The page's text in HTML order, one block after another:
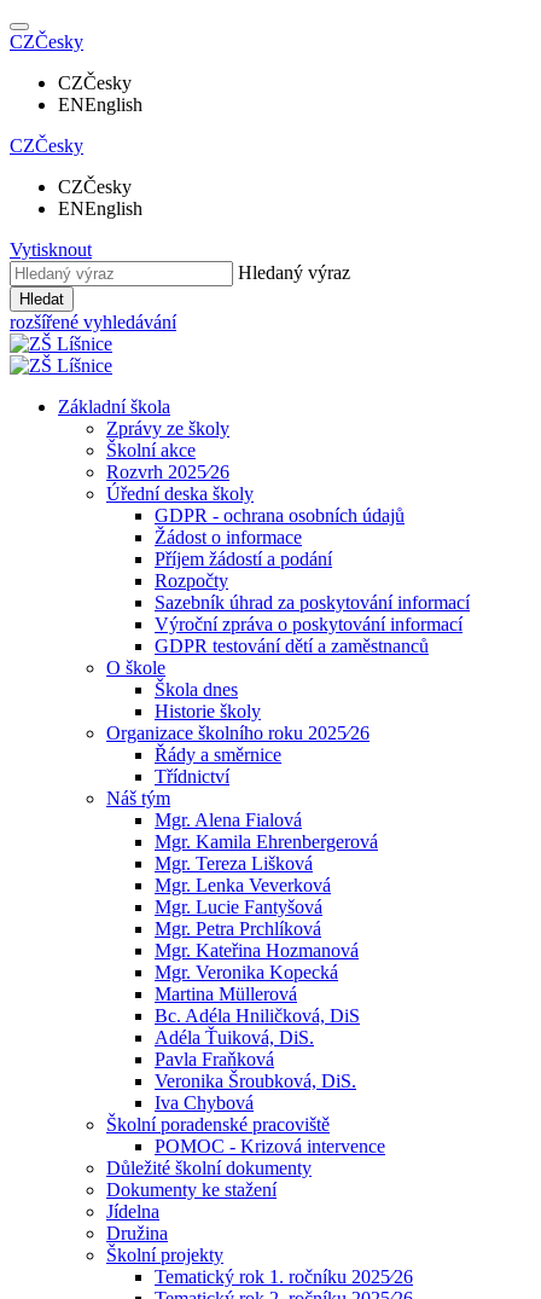
CZČesky
CZČesky
ENEnglish
CZČesky
CZČesky
ENEnglish
Vytisknout
Hledaný výraz
Hledat
rozšířené vyhledávání
Základní škola
Zprávy ze školy
Školní akce
Rozvrh 2025⁄26
Úřední deska školy
GDPR - ochrana osobních údajů
Žádost o informace
Příjem žádostí a podání
Rozpočty
Sazebník úhrad za poskytování informací
Výroční zpráva o poskytování informací
GDPR testování dětí a zaměstnanců
O škole
Škola dnes
Historie školy
Organizace školního roku 2025⁄26
Řády a směrnice
Třídnictví
Náš tým
Mgr. Alena Fialová
Mgr. Kamila Ehrenbergerová
Mgr. Tereza Lišková
Mgr. Lenka Veverková
Mgr. Lucie Fantyšová
Mgr. Petra Prchlíková
Mgr. Kateřina Hozmanová
Mgr. Veronika Kopecká
Martina Müllerová
Bc. Adéla Hniličková, DiS
Adéla Ťuiková, DiS.
Pavla Fraňková
Veronika Šroubková, DiS.
Iva Chybová
Školní poradenské pracoviště
POMOC - Krizová intervence
Důležité školní dokumenty
Dokumenty ke stažení
Jídelna
Družina
Školní projekty
Tematický rok 1. ročníku 2025⁄26